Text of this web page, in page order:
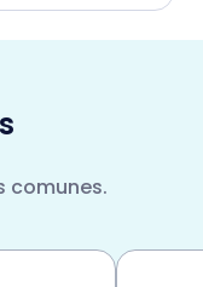
comunes.